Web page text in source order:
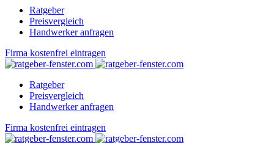
Ratgeber
Preisvergleich
Handwerker anfragen
Firma kostenfrei eintragen
Ratgeber
Preisvergleich
Handwerker anfragen
Firma kostenfrei eintragen